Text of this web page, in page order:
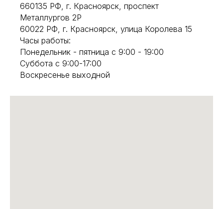
660135 РФ, г. Красноярск, проспект
Металлургов 2Р
60022 РФ, г. Красноярск, улица Королева 15
Часы работы:
Понедельник - пятница с 9:00 - 19:00
Суббота с 9:00-17:00
Воскресенье выходной